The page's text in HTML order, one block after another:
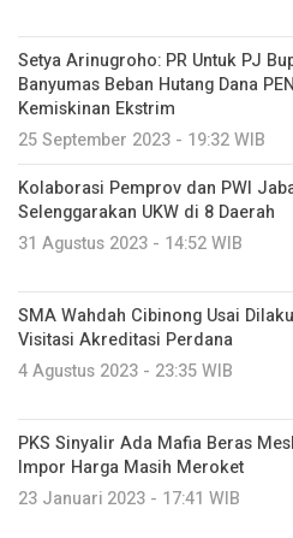
Setya Arinugroho: PR Untuk PJ
Banyumas Beban Hutang Dana
Kemiskinan Ekstrim
25 September 2023 - 19:32 WIB
Kolaborasi Pemprov dan PWI
Selenggarakan UKW di 8 Daerah
31 Agustus 2023 - 14:52 WIB
SMA Wahdah Cibinong Usai
Visitasi Akreditasi Perdana
4 Agustus 2023 - 23:35 WIB
PKS Sinyalir Ada Mafia Beras
Impor Harga Masih Meroket
23 Januari 2023 - 17:41 WIB